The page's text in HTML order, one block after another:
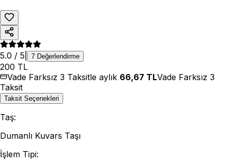
5.0 / 5 7 Değerlendirme
200 TL
Vade Farksız 3 Taksitle aylık 66,67 TLVade Farksız 3
Taksit
Taksit Seçenekleri
Taş:
Dumanlı Kuvars Taşı
İşlem Tipi: